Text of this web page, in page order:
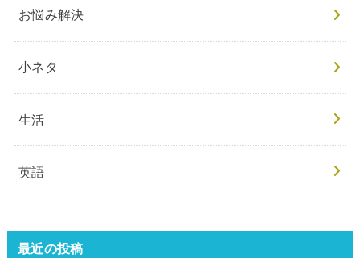
お悩み解決
小ネタ
生活
英語
最近の投稿